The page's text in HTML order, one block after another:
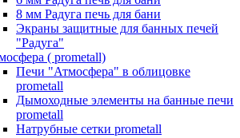
8 мм Радуга печь для бани
Экраны защитные для банных печей
"Радуга"
( prometall)
Печи "Атмосфера" в облицовке
prometall
Дымоходные элементы на банные печи
prometall
Натрубные сетки prometall